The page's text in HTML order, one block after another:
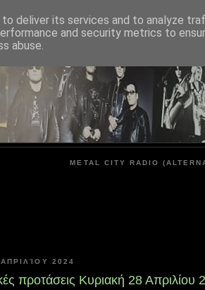
METAL
METAL CITY RADIO
2024
προτάσεις Κυριακή 28 Απριλίου
deliver its services and to analyze
and security metrics to
abuse.